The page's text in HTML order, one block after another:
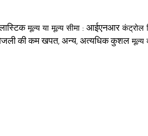
मूल्य या मूल्य सीमा : आईएनआर कंट्रोल
की कम खपत, अन्य, अत्यधिक कुशल मूल्य